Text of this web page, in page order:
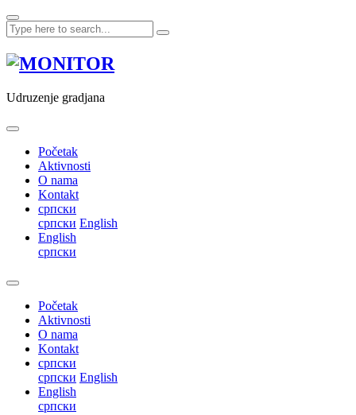
Skip
Udruzenje gradjana
Početak
Aktivnosti
O nama
Kontakt
српски
српски English
English
српски
Početak
Aktivnosti
O nama
Kontakt
српски
српски English
English
српски